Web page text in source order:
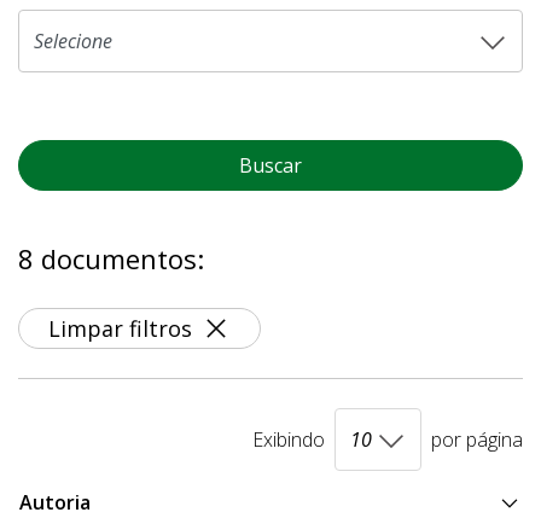
Buscar
8 documentos:
Limpar filtros
Exibindo por página
Autoria